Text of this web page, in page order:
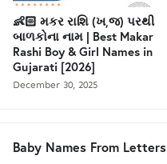
👶🏻 મકર રાશિ (ખ,જ) પરથી
બાળકોના નામ | Best Makar
Rashi Boy & Girl Names in
Gujarati [2026]
December 30, 2025
Baby Names From Letters